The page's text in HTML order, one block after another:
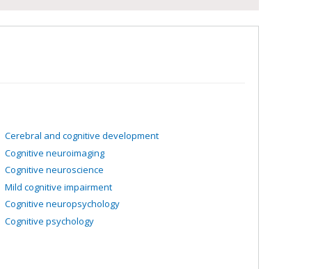
Cerebral and cognitive development
Cognitive neuroimaging
Cognitive neuroscience
Mild cognitive impairment
Cognitive neuropsychology
Cognitive psychology